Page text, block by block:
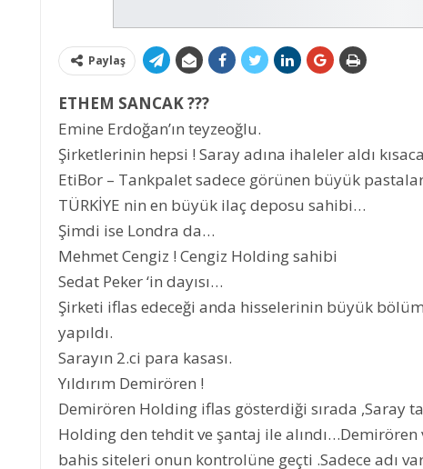
Paylaş
ETHEM SANCAK ???
Emine Erdoğan’ın teyzeoğlu.
Şirketlerinin hepsi ! Saray adına ihaleler aldı
EtiBor – Tankpalet sadece görünen büyük
TÜRKİYE nin en büyük ilaç deposu sahibi…
Şimdi ise Londra da…
Mehmet Cengiz ! Cengiz Holding sahibi
Sedat Peker ‘in dayısı…
Şirketi iflas edeceği anda hisselerinin büyük
yapıldı.
Sarayın 2.ci para kasası.
Yıldırım Demirören !
Demirören Holding iflas gösterdiği sırada ,Saray
Holding den tehdit ve şantaj ile alındı…Demirören
bahis siteleri onun kontrolüne geçti .Sadece adı